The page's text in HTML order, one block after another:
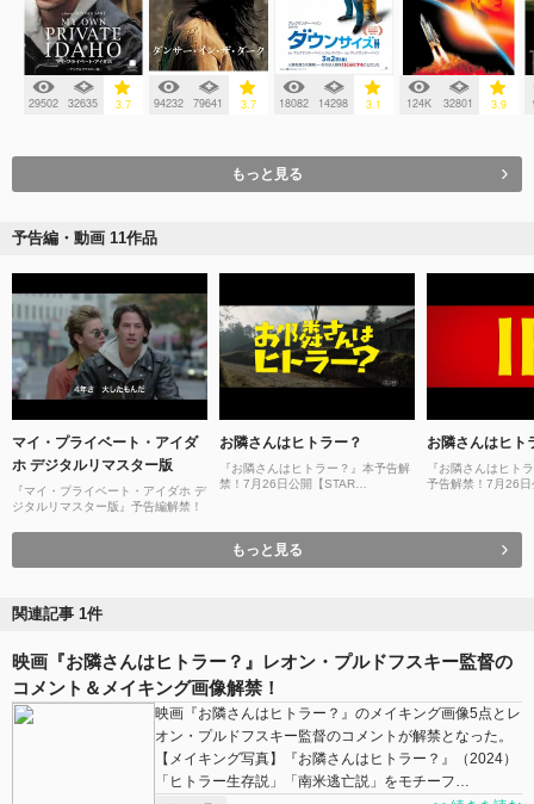
29502 32635 3.7 94232 79641 3.7 18082 14298 3.1 124K 32801 3.9
もっと見る
予告編・動画 11作品
マイ・プライベート・アイダ
ホ デジタルリマスター版
『マイ・プライベート・アイダホ デ
ジタルリマスター版』予告編解禁！
お隣さんはヒトラー？
『お隣さんはヒトラー？』本予告解
禁！7月26日公開【STAR
お隣さんはヒト
『お隣さんはヒト
予告解禁！7月26日
もっと見る
関連記事 1件
映画『お隣さんはヒトラー？』レオン・プルドフスキー監督の
コメント＆メイキング画像解禁！
映画『お隣さんはヒトラー？』のメイキング画像5点とレ
オン・プルドフスキー監督のコメントが解禁となった。
【メイキング写真】『お隣さんはヒトラー？』（2024）
「ヒトラー生存説」「南米逃亡説」をモチーフ…